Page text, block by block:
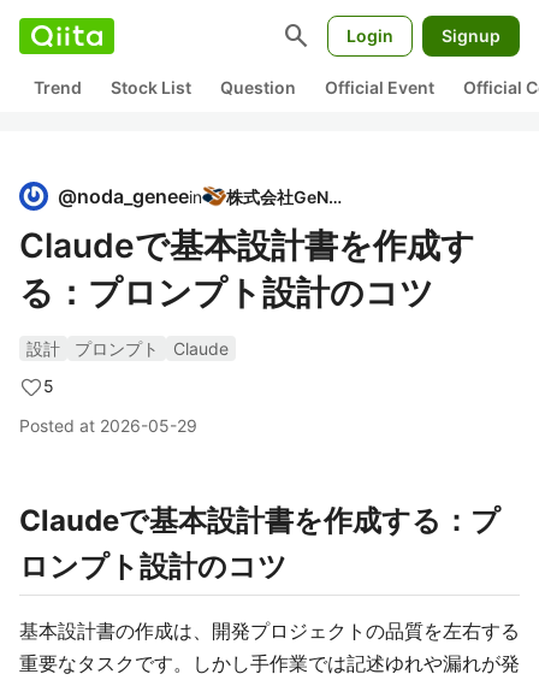
search Login Signup
Trend Stock List Question Official Event Official
@noda_geneein 株式会社GeNEE
Claudeで基本設計書を作成す
る：プロンプト設計のコツ
設計 プロンプト
Claude
5
Posted at 2026-05-29
Claudeで基本設計書を作成する：プ
ロンプト設計のコツ
基本設計書の作成は、開発プロジェクトの品質を左右する
重要なタスクです。しかし手作業では記述ゆれや漏れが発